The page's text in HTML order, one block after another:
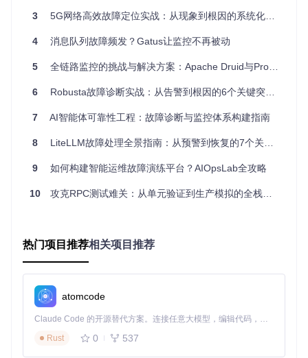
微服务架构中的消息延迟连锁反应
某出行平台在暴雨天气期间，用户打车订单响应时间从正常的
均50ms激增至8秒，根源在于监控系统未配置分区消费延迟的
阈值告警。当某个分区的消费者实例异常退出后，分区重平衡
过程中产生的消息延迟未被及时发现，导致下游服务因等待消
息超时而引发连锁反应，平台整体可用性下降60%。
Gatus的核心优势在于其灵活的端点检查机制，能够针对不同
形成完整的监控闭环。该引擎支持TCP端口探测、HTTP API
调用、自定义命令执行等多种检查方式，可精准覆盖消息队列
的基础连通性、管理接口健康状态和业务指标等不同层面。
图表1：Gatus监控消息队列的核心架构示意图
atchdog评估端点状态、Alerting模块触发告警、Storage持久
3 5G网络高效故障定位实战：从现象到根因的系统化排查指南
4 消息队列故障频发？Gatus让监控不再被动
5 全链路监控的挑战与解决方案：Apache Druid与Prometheus深度集成实战指南
6 Robusta故障诊断实战：从告警到根因的6个关键突破点
7 AI智能体可靠性工程：故障诊断与监控体系构建指南
8 LiteLLM故障处理全景指南：从预警到恢复的7个关键步骤
9 如何构建智能运维故障演练平台？AIOpsLab全攻略
10 攻克RPC测试难关：从单元验证到生产模拟的全栈测试实践
热门项目推荐相关项目推荐
atomcode
Claude Code 的开源替代方案。连接任意大模型，编辑代码，运行命令，自动验证 — 全自动执行。用 Rust 构建，极致性能。 ｜ An open-source alternative to Claude Code. Connect any LLM, edit code, run commands, and verify changes — autonomously. Built in Rust for speed. Get Started
Rust
0 537